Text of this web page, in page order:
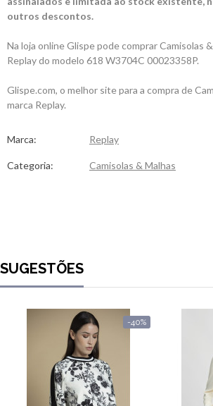
outros descontos.
Na loja online Glispe pode comprar Camisolas
Replay do modelo 618 W3704C 00023358P.
Glispe.com, o melhor site para a compra de
marca Replay.
Marca: Replay
Categoria: Camisolas & Malhas
SUGESTÕES
-40%